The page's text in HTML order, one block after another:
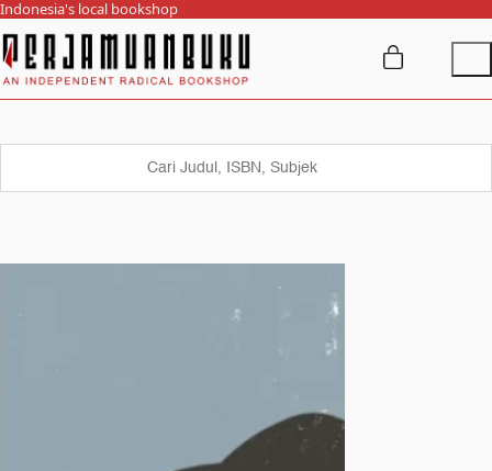
Indonesia's local bookshop